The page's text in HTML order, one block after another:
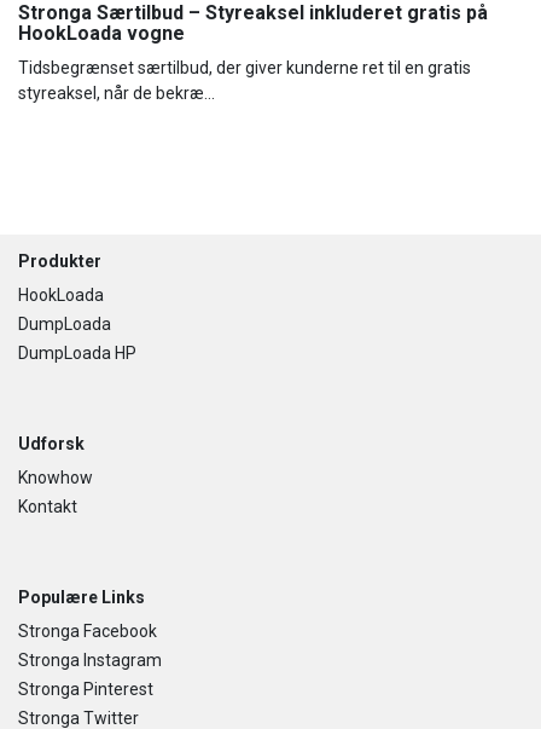
Stronga Særtilbud – Styreaksel inkluderet gratis på
HookLoada vogne
Tidsbegrænset særtilbud, der giver kunderne ret til en gratis
styreaksel, når de bekræ...
Footer
Produkter
HookLoada
DumpLoada
DumpLoada HP
Udforsk
Knowhow
Kontakt
Populære Links
Stronga Facebook
Stronga Instagram
Stronga Pinterest
Stronga Twitter